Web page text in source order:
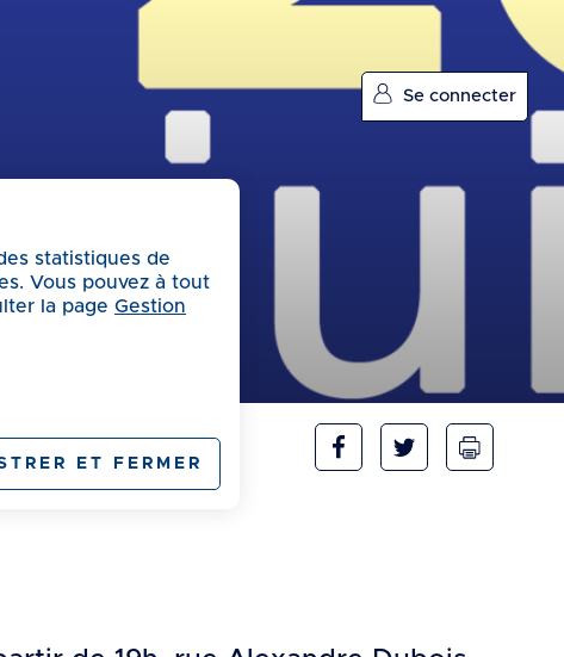
Se connecter
statistiques de
Vous pouvez à tout
la page Gestion
ET FERMER